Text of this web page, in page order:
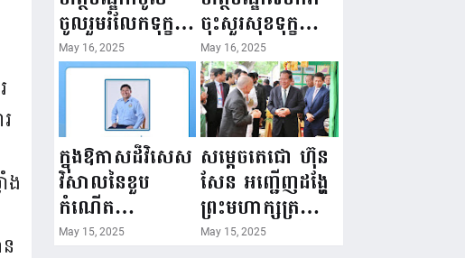
ង
នៃក្រសួងព័ត៌មាន...
ចូលរួមរំលែកទុក្ខ
ដល់គ្រួសារ
សមាជិក ដែល
ឪពុកក្មេករបស់
លោកទទួលមរណៈ
ភាព!
May 16, 2025
ចុះសួរសុខទុក្ខ
សមាជិក ដែលជួប
គ្រោះថ្នាក់
ចរាចរណ៍ កំពុង
សម្រាកព្យាបាល
នៅមន្ទីរពេទ្យ!
May 16, 2025
ក្នុងឱកាសដ៏វិសេស
វិសាលនៃខួប
កំណើត
គម្រប់ខួប៤៤
May 15, 2025
សម្តេចតេជោ ហ៊ុន
សែន អញ្ជើញដង្ហែ
ព្រះមហាក្សត្រ
យាងទតការតាំង
May 15, 2025